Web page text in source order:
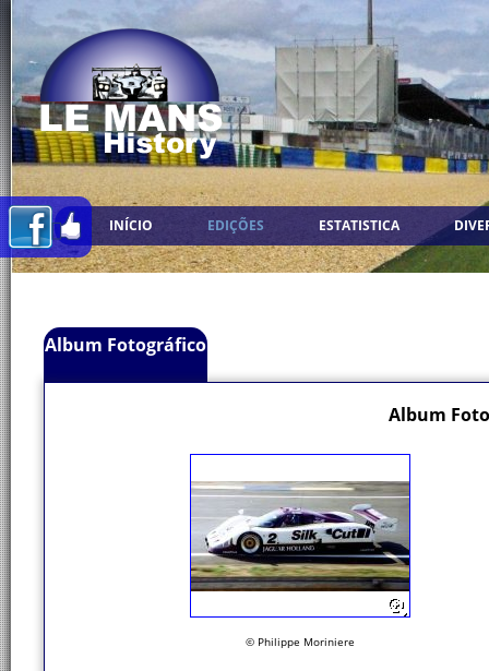
INÍCIO EDIÇÕES ESTATISTICA
Album Fotográfico
Album
© Philippe Moriniere